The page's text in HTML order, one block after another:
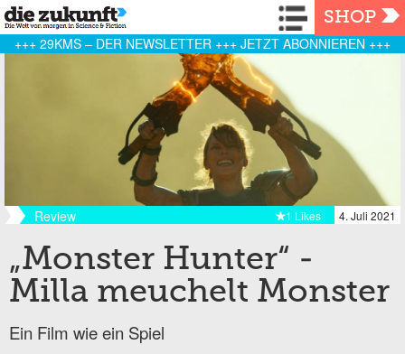
Navigation
SHOP
+++ 29KMS – DER NEWSLETTER +++ JETZT ABONNIEREN +++
Review 4. Juli 2021
1 Likes
„Monster Hunter“ -
Milla meuchelt Monster
Ein Film wie ein Spiel